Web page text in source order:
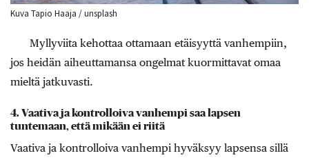
Kuva Tapio Haaja / unsplash
Myllyviita kehottaa ottamaan etäisyyttä vanhempiin,
jos heidän aiheuttamansa ongelmat kuormittavat omaa
mieltä jatkuvasti.
4. Vaativa ja kontrolloiva vanhempi saa lapsen
tuntemaan, että mikään ei riitä
Vaativa ja kontrolloiva vanhempi hyväksyy lapsensa sillä